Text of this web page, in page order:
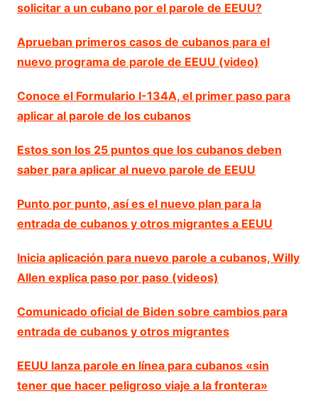
solicitar a un cubano por el parole de EEUU?
Aprueban primeros casos de cubanos para el
nuevo programa de parole de EEUU (video)
Conoce el Formulario I-134A, el primer paso para
aplicar al parole de los cubanos
Estos son los 25 puntos que los cubanos deben
saber para aplicar al nuevo parole de EEUU
Punto por punto, así es el nuevo plan para la
entrada de cubanos y otros migrantes a EEUU
Inicia aplicación para nuevo parole a cubanos, Willy
Allen explica paso por paso (videos)
Comunicado oficial de Biden sobre cambios para
entrada de cubanos y otros migrantes
EEUU lanza parole en línea para cubanos «sin
tener que hacer peligroso viaje a la frontera»